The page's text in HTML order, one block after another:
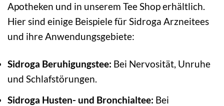
Apotheken und in unserem Tee Shop erhältlich.
Hier sind einige Beispiele für Sidroga Arzneitees
und ihre Anwendungsgebiete:
Sidroga Beruhigungstee: Bei Nervosität, Unruhe
und Schlafstörungen.
Sidroga Husten- und Bronchialtee: Bei